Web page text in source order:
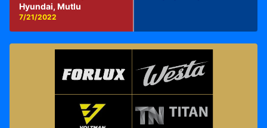
Hyundai, Mutlu
7/21/2022